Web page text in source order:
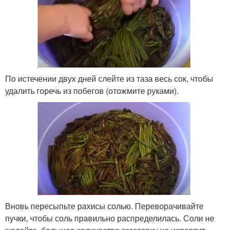
По истечении двух дней слейте из таза весь сок, чтобы
удалить горечь из побегов (отожмите руками).
Вновь пересыпьте рахисы солью. Переворачивайте
пучки, чтобы соль правильно распределилась. Соли не